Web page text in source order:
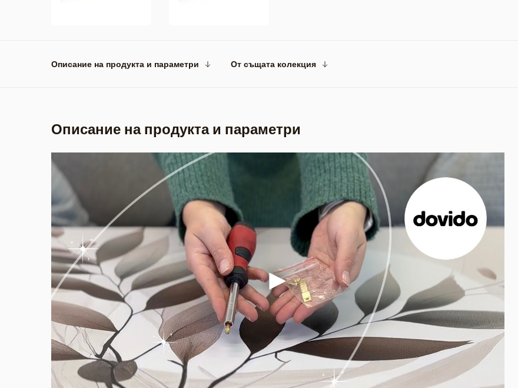
Описание на продукта и параметри От същата колекция
Описание на продукта и параметри